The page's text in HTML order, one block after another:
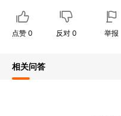
点赞 0 反对0 举报
相关问答